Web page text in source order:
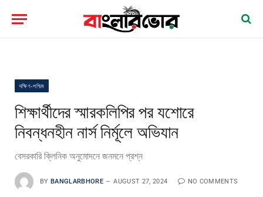
দক্ষিণ-পশ্চিম
শিক্ষার্থীদের স্মারকলিপির পর যশোরে
নিবন্ধনহীন নার্স নির্মূলে অভিযান
বেসরকারি ক্লিনিক অনুমোদনে জনমনে প্রশ্ন
BY BANGLARBHORE AUGUST 27, 2024 NO COMMENTS